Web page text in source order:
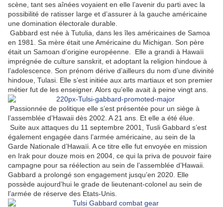
scène, tant ses aînées voyaient en elle l’avenir du parti avec la
possibilité de ratisser large et d’assurer à la gauche américaine
une domination électorale durable.
Gabbard est née à Tutulia, dans les îles américaines de Samoa
en 1981. Sa mère était une Américaine du Michigan. Son père
était un Samoan d’origine européenne.
Elle a grandi à Hawaïi
imprégnée de culture sanskrit, et adoptant la religion hindoue à
l’adolescence. Son prénom dérive d’ailleurs du nom d’une divinité
hindoue, Tulasi. Elle s’est initiée aux arts martiaux et son premier
métier fut de les enseigner. Alors qu’elle avait à peine vingt ans.
Passionnée de politique elle s’est présentée pour un siège à
l’assemblée d’Hawaii dès 2002. A 21 ans. Et elle a été élue.
Suite aux attaques du 11 septembre 2001, Tusli Gabbard s’est
également engagée dans l’armée américaine, au sein de la
Garde Nationale d’Hawaïi. A ce titre elle fut envoyée en mission
en Irak pour douze mois en 2004, ce qui la priva de pouvoir faire
campagne pour sa réélection au sein de l’assemblée d’Hawaii.
Gabbard a prolongé son engagement jusqu’en 2020. Elle
possède aujourd’hui le grade de lieutenant-colonel au sein de
l’armée de réserve des Etats-Unis.